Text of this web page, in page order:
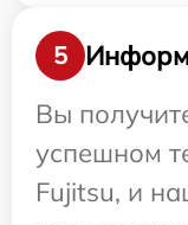
5
Вы
успешном
Fujitsu, и